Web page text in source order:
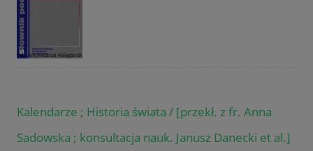
Kalendarze ; Historia świata / [przekł. z fr. Anna
Sadowska ; konsultacja nauk. Janusz Danecki et al.]